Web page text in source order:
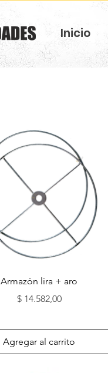
Inicio
Vista rápida
Armazón lira + aro
Precio
$ 14.582,00
Agregar al carrito